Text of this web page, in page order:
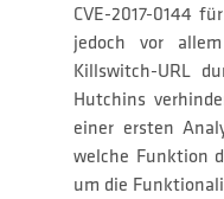
CVE-2017-0144
jedoch vor
Killswitch-URL
Hutchins
einer ersten
welche Funktion
um die